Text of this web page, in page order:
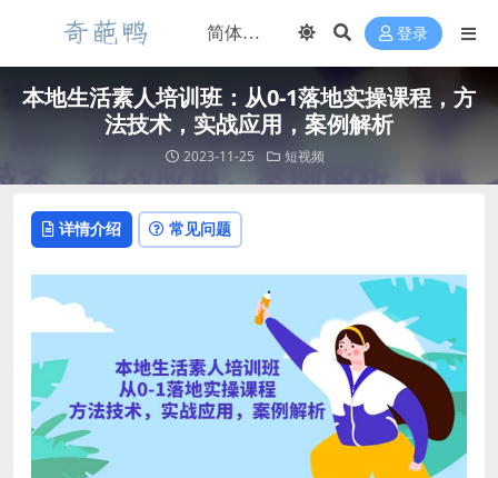
登录
本地生活素人培训班：从0-1落地实操课程，方
法技术，实战应用，案例解析
2023-11-25 短视频
详情介绍 常见问题